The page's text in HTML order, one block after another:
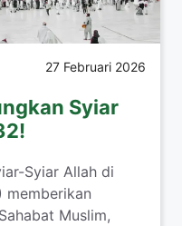
27 Februari 2026
Syiar
Syiar Allah di
memberikan
Muslim,